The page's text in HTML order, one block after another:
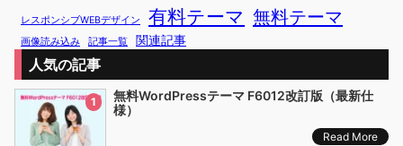
レスポンシブWEBデザイン 有料テーマ 無料テーマ
画像読み込み 記事一覧 関連記事
人気の記事
1
無料WordPressテーマ F6012改訂版（最新仕
様）
Read More